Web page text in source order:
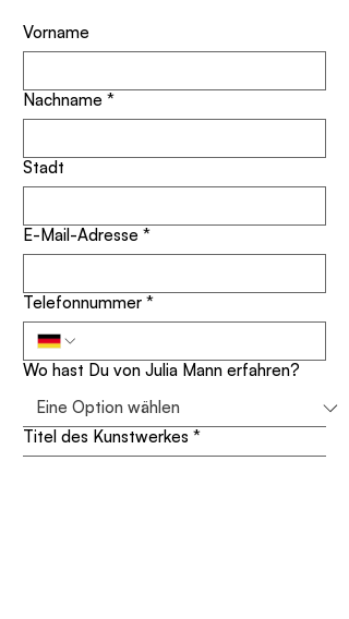
Vorname
Nachname *
Stadt
E-Mail-Adresse *
Telefonnummer *
Wo hast Du von Julia Mann erfahren?
Titel des Kunstwerkes *